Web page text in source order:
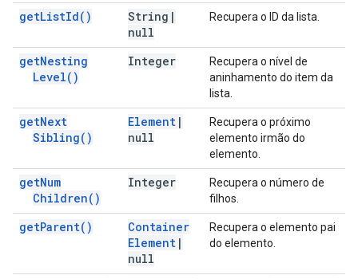
getListId( ) String |
null
Recupera o ID da lista.
getNesting
Level( )
Integer
Recupera o nível de
aninhamento do item da
lista.
getNext
Sibling( )
Element |
null
Recupera o próximo
elemento irmão do
elemento.
getNum
Children( )
Integer
Recupera o número de
filhos.
getParent( )
Container
Element |
null
Recupera o elemento pai
do elemento.